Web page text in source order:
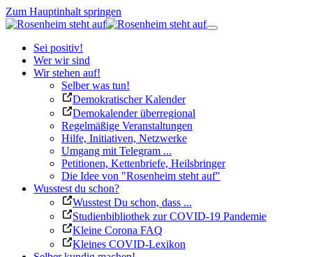
Zum Hauptinhalt springen
Sei positiv!
Wer wir sind
Wir stehen auf!
Selber was tun!
Demokratischer Kalender
Demokalender überregional
Regelmäßige Veranstaltungen
Hilfe, Initiativen, Netzwerke
Umgang mit Telegram ...
Petitionen, Kettenbriefe, Heilsbringer
Die Idee von "Rosenheim steht auf"
Wusstest du schon?
Wusstest Du schon, dass ...
Studienbibliothek zur COVID-19 Pandemie
Kleine Corona FAQ
Kleines COVID-Lexikon